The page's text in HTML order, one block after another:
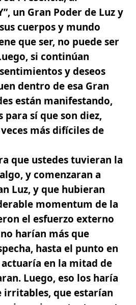
un Gran Poder de Luz y
cuerpos y mundo
que ser, no puede ser
si continúan
y deseos
dentro de esa Gran
están manifestando,
para sí que son diez,
más difíciles de
que ustedes tuvieran la
y comenzaran a
Luz, y que hubieran
momentum de la
el esfuerzo externo
harían más que
hasta el punto en
actuaría en la mitad de
Luego, eso los haría
irritables, que estarían